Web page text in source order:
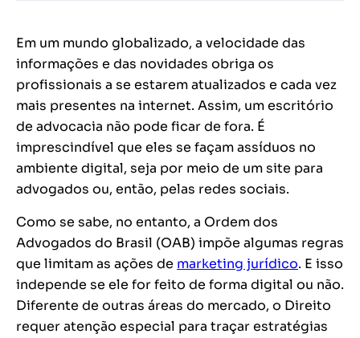
Em um mundo globalizado, a velocidade das
informações e das novidades obriga os
profissionais a se estarem atualizados e cada vez
mais presentes na internet. Assim, um escritório
de advocacia não pode ficar de fora. É
imprescindível que eles se façam assíduos no
ambiente digital, seja por meio de um site para
advogados ou, então, pelas redes sociais.
Como se sabe, no entanto, a Ordem dos
Advogados do Brasil (OAB) impõe algumas regras
que limitam as ações de marketing jurídico. E isso
independe se ele for feito de forma digital ou não.
Diferente de outras áreas do mercado, o Direito
requer atenção especial para traçar estratégias